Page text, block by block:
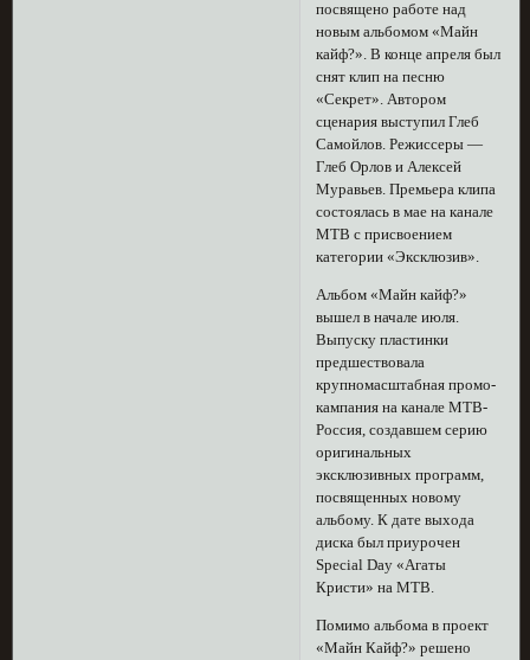
посвящено работе над
новым альбомом «Майн
кайф?». В конце апреля был
снят клип на песню
«Секрет». Автором
сценария выступил Глеб
Самойлов. Режиссеры —
Глеб Орлов и Алексей
Муравьев. Премьера клипа
состоялась в мае на канале
МТВ с присвоением
категории «Эксклюзив».
Альбом «Майн кайф?»
вышел в начале июля.
Выпуску пластинки
предшествовала
крупномасштабная промо-
кампания на канале МТВ-
Россия, создавшем серию
оригинальных
эксклюзивных программ,
посвященных новому
альбому. К дате выхода
диска был приурочен
Special Day «Агаты
Кристи» на МТВ.
Помимо альбома в проект
«Майн Кайф?» решено